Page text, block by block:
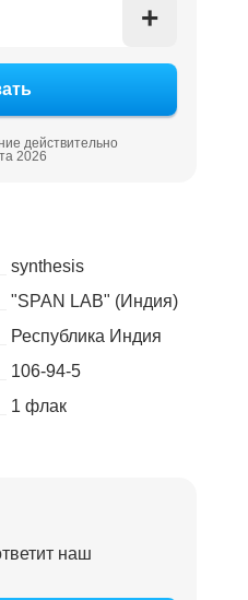
+
действительно
2026
synthesis
"SPAN LAB" (Индия)
Республика Индия
106-94-5
1 флак
наш